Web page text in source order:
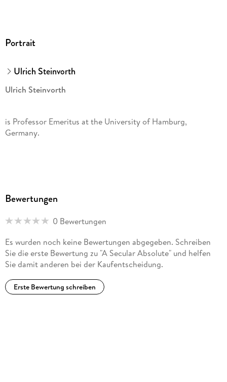
Portrait
Ulrich Steinvorth
Ulrich Steinvorth
is Professor Emeritus at the University of Hamburg,
Germany.
Bewertungen
0 Bewertungen
Es wurden noch keine Bewertungen abgegeben. Schreiben
Sie die erste Bewertung zu "A Secular Absolute" und helfen
Sie damit anderen bei der Kaufentscheidung.
Erste Bewertung schreiben